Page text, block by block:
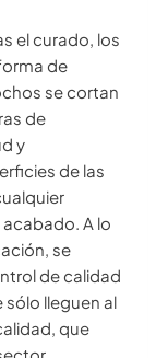
el curado, los
de
se cortan
de
y
de las
A lo
se
de calidad
lleguen al
que